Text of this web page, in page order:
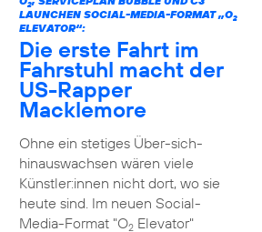
2
LAUNCHEN SOCIAL-MEDIA-FORMAT „O2
ELEVATOR“:
Die erste Fahrt im
Fahrstuhl macht der
US-Rapper
Macklemore
Ohne ein stetiges Über-sich-
hinauswachsen wären viele
Künstler:innen nicht dort, wo sie
heute sind. Im neuen Social-
Media-Format "O2Elevator"